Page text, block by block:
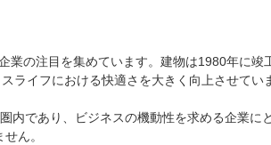
の注目を集めています。建物は1980年に竣
イフにおける快適さを大きく向上させてい
内であり、ビジネスの機動性を求める企業に
ん。